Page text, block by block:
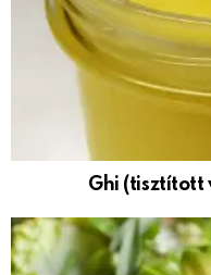
Ghi (tisztított